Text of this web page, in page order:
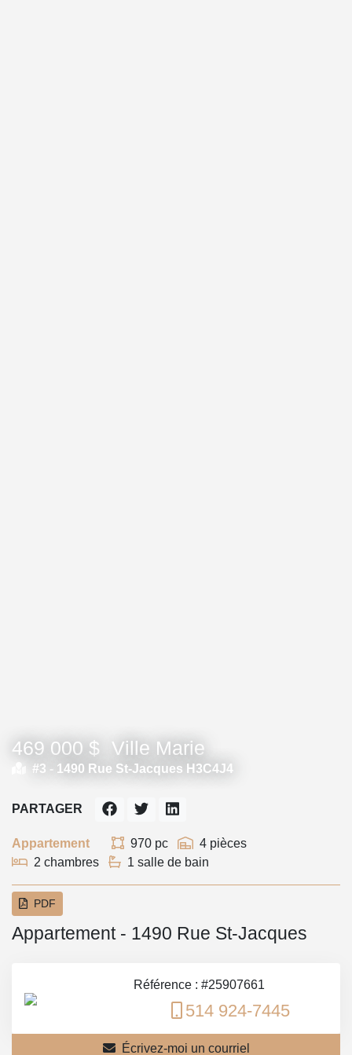
469 000 $ Ville Marie
#3 - 1490 Rue St-Jacques H3C4J4
Appartement 970 pc
4 pièces
2 chambres
1 salle de bain
PARTAGER
PDF
Appartement - 1490 Rue St-Jacques
Référence : #25907661
514 924-7445
Écrivez-moi un courriel